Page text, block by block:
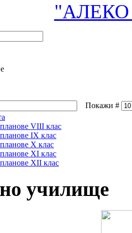
Покажи #
VIII клас
IX клас
X клас
XI клас
XII клас
училище